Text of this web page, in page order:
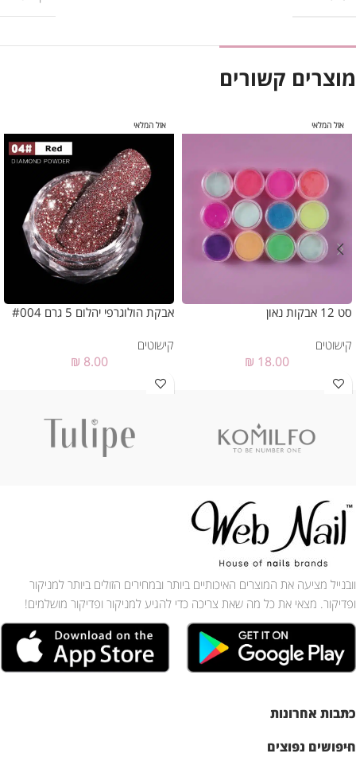
מוצרים קשורים
אזל המלאי
סט 12 אבקות נאון
קישוטים
₪ 18.00
אזל המלאי
אבקת הולוגרפי יהלום 5 גרם #004
קישוטים
₪ 8.00
וובנייל מציעה את המוצרים האיכותיים ביותר ובמחירים הזולים ביותר למניקור
ופדיקור. מצאי את כל מה שאת צריכה כדי להגיע למניקור ופדיקור מושלמים!
כתבות אחרונות
חיפושים נפוצים